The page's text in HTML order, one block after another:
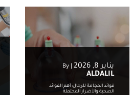
يناير 8, 2026 By
ALDALIL
فوائد الحجامة للرجال: أهم الفوائد
الصحية والأضرار المحتملة